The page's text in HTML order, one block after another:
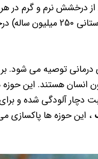
درخشش نرم و گرم در هر
خانه یا محل کار شماست. این چراغ نمک هیمالیا (ساخته شده از کریستال نمک
درمانی توصیه می شود.
انسان هستند. این حوزه
دچار آلودگی شده و
، این حوزه ها پاکسازی